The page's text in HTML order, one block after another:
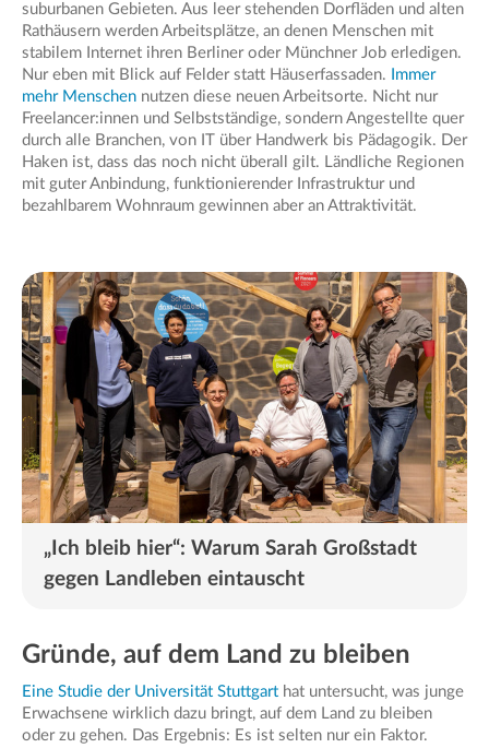
suburbanen Gebieten. Aus leer stehenden Dorfläden und alten
Rathäusern werden Arbeitsplätze, an denen Menschen mit
stabilem Internet ihren Berliner oder Münchner Job erledigen.
Nur eben mit Blick auf Felder statt Häuserfassaden.
Immer
mehr Menschen nutzen diese neuen Arbeitsorte. Nicht nur
Freelancer:innen und Selbstständige, sondern Angestellte quer
durch alle Branchen, von IT über Handwerk bis Pädagogik. Der
Haken ist, dass das noch nicht überall gilt. Ländliche Regionen
mit guter Anbindung, funktionierender Infrastruktur und
bezahlbarem Wohnraum gewinnen aber an Attraktivität.
„Ich bleib hier“: Warum Sarah Großstadt
gegen Landleben eintauscht
Gründe, auf dem Land zu bleiben
Eine Studie der Universität Stuttgart hat untersucht, was junge
Erwachsene wirklich dazu bringt, auf dem Land zu bleiben
oder zu gehen. Das Ergebnis: Es ist selten nur ein Faktor.